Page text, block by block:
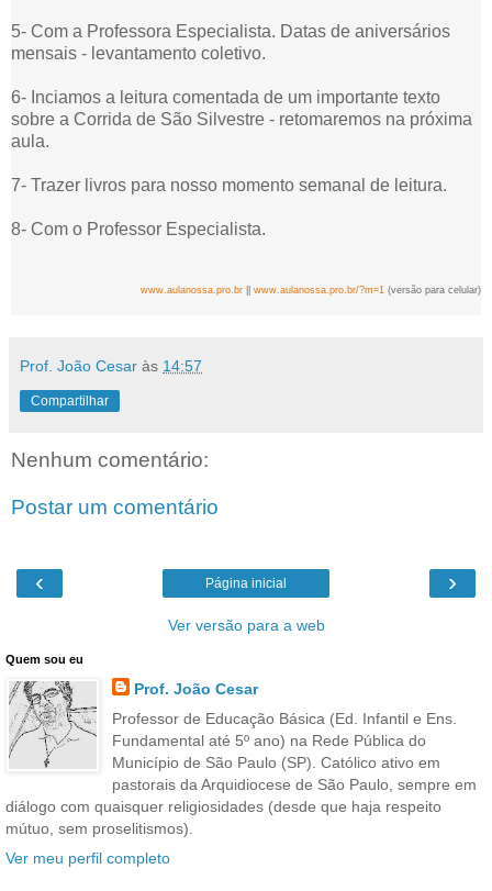
5- Com a Professora Especialista. Datas de aniversários
mensais - levantamento coletivo.
6- Inciamos a leitura comentada de um importante texto
sobre a Corrida de São Silvestre - retomaremos na próxima
aula.
7- Trazer livros para nosso momento semanal de leitura.
8- Com o Professor Especialista.
www.aulanossa.pro.br www.aulanossa.pro.br/?m=1 (versão para celular)
Prof. João Cesar às 14:57
Compartilhar
Nenhum comentário:
Postar um comentário
‹ ›
Página inicial
Ver versão para a web
Quem sou eu
Prof. João Cesar
Professor de Educação Básica (Ed. Infantil e Ens.
Fundamental até 5º ano) na Rede Pública do
Município de São Paulo (SP). Católico ativo em
pastorais da Arquidiocese de São Paulo, sempre em
diálogo com quaisquer religiosidades (desde que haja respeito
mútuo, sem proselitismos).
Ver meu perfil completo